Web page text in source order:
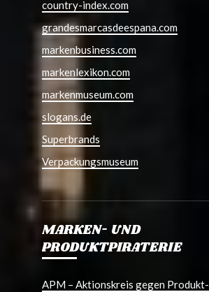
country-index.com
grandesmarcasdeespana.com
markenbusiness.com
markenlexikon.com
markenmuseum.com
slogans.de
Superbrands
Verpackungsmuseum
MARKEN- UND
PRODUKTPIRATERIE
APM – Aktionskreis gegen Produkt-